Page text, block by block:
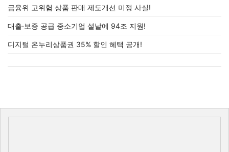
금융위 고위험 상품 판매 제도개선 미정 사실!
대출·보증 공급 중소기업 설날에 94조 지원!
디지털 온누리상품권 35% 할인 혜택 공개!